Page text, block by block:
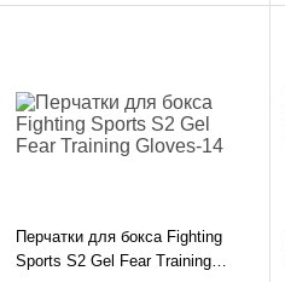
Перчатки для бокса Fighting
Sports S2 Gel Fear Training